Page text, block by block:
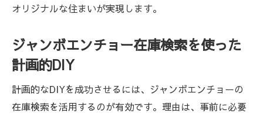
オリジナルな住まいが実現します。
ジャンボエンチョー在庫検索を使った
計画的DIY
計画的なDIYを成功させるには、ジャンボエンチョーの
在庫検索を活用するのが有効です。理由は、事前に必要